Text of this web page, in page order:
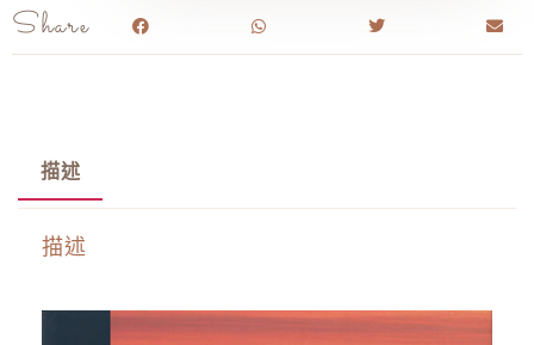
Share
描述
描述